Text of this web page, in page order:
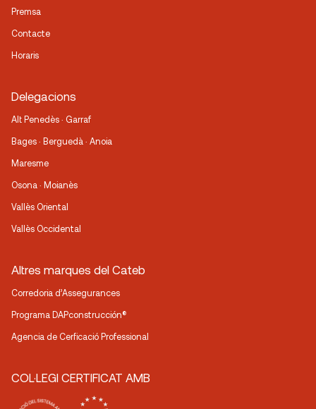
Premsa
Contacte
Horaris
Delegacions
Alt Penedès · Garraf
Bages · Berguedà · Anoia
Maresme
Osona · Moianès
Vallès Oriental
Vallès Occidental
Altres marques del Cateb
Corredoria d’Assegurances
Programa DAPconstrucción®
Agencia de Cerficació Professional
COL·LEGI CERTIFICAT AMB